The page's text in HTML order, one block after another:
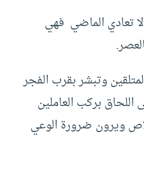
تعادي الماضي فهي
وتبشر بقرب الفجر
بركب العاملين
ويرون ضرورة الوعي